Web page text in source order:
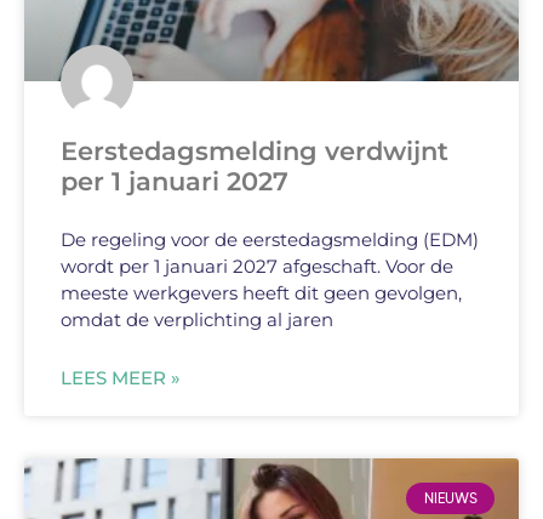
Eerstedagsmelding verdwijnt
per 1 januari 2027
De regeling voor de eerstedagsmelding (EDM)
wordt per 1 januari 2027 afgeschaft. Voor de
meeste werkgevers heeft dit geen gevolgen,
omdat de verplichting al jaren
LEES MEER »
NIEUWS